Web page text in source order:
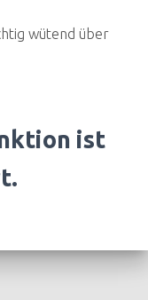
wütend über
ist